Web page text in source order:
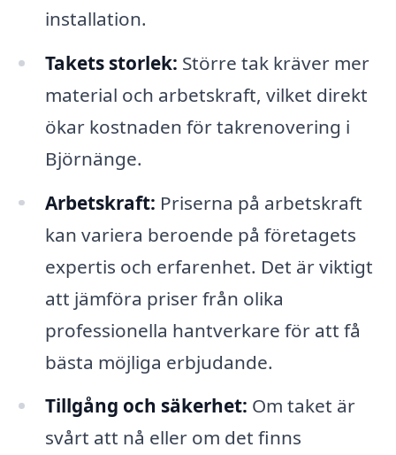
installation.
Takets storlek: Större tak kräver mer
material och arbetskraft, vilket direkt
ökar kostnaden för takrenovering i
Björnänge.
Arbetskraft: Priserna på arbetskraft
kan variera beroende på företagets
expertis och erfarenhet. Det är viktigt
att jämföra priser från olika
professionella hantverkare för att få
bästa möjliga erbjudande.
Tillgång och säkerhet: Om taket är
svårt att nå eller om det finns